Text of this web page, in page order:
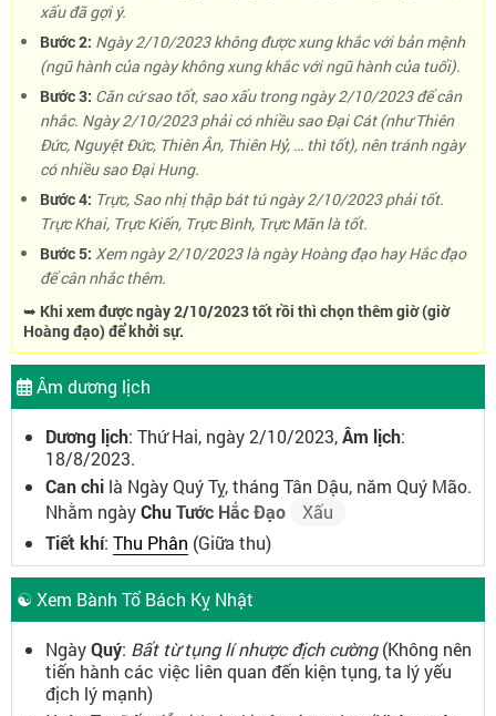
xấu đã gợi ý.
Bước 2: Ngày 2/10/2023 không được xung khắc với bản mệnh
(ngũ hành của ngày không xung khắc với ngũ hành của tuổi).
Bước 3: Căn cứ sao tốt, sao xấu trong ngày 2/10/2023 để cân
nhắc. Ngày 2/10/2023 phải có nhiều sao Đại Cát (như Thiên
Đức, Nguyệt Đức, Thiên Ân, Thiên Hỷ, … thì tốt), nên tránh ngày
có nhiều sao Đại Hung.
Bước 4: Trực, Sao nhị thập bát tú ngày 2/10/2023 phải tốt.
Trực Khai, Trực Kiến, Trực Bình, Trực Mãn là tốt.
Bước 5: Xem ngày 2/10/2023 là ngày Hoàng đạo hay Hắc đạo
để cân nhắc thêm.
➥ Khi xem được ngày 2/10/2023 tốt rồi thì chọn thêm giờ (giờ
Hoàng đạo) để khởi sự.
Âm dương lịch
Dương lịch: Thứ Hai, ngày 2/10/2023,Âm lịch:
18/8/2023.
Can chi là Ngày Quý Tỵ, tháng Tân Dậu, năm Quý Mão.
Nhằm ngàyChu Tước Hắc Đạo
Xấu
Tiết khí: Thu Phân (Giữa thu)
☯ Xem Bành Tổ Bách Kỵ Nhật
NgàyQuý: Bất từ tụng lí nhược địch cường(Không nên
tiến hành các việc liên quan đến kiện tụng, ta lý yếu
địch lý mạnh)